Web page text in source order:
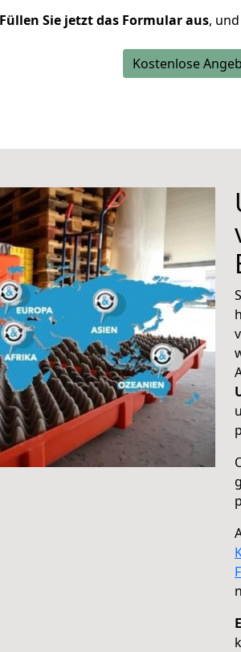
Füllen Sie jetzt das Formular aus,
Kostenlose